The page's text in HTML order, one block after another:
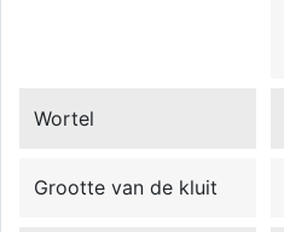
Wortel
Grootte van de kluit